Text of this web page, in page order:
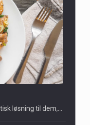
løsning til dem,…